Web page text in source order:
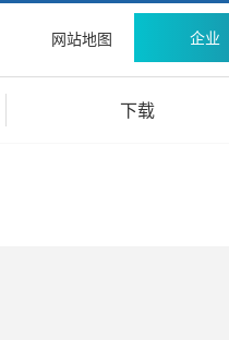
网站地图 企业
下载